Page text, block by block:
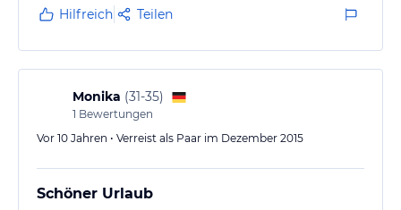
Hilfreich Teilen
Monika (31-35)
1 Bewertungen
Vor 10 Jahren • Verreist als Paar im Dezember 2015
Schöner Urlaub